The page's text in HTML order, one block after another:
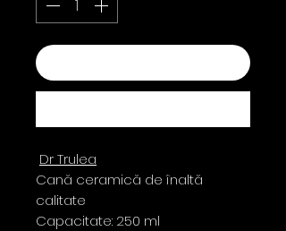
Dr Trulea
Cană ceramică de înaltă
calitate
Capacitate: 250 ml